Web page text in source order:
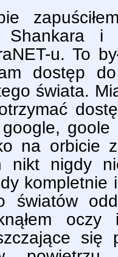
i
u. To
dostęp
świata.
google,
na orbicie
nigdy
kompletnie
światów
oczy
się